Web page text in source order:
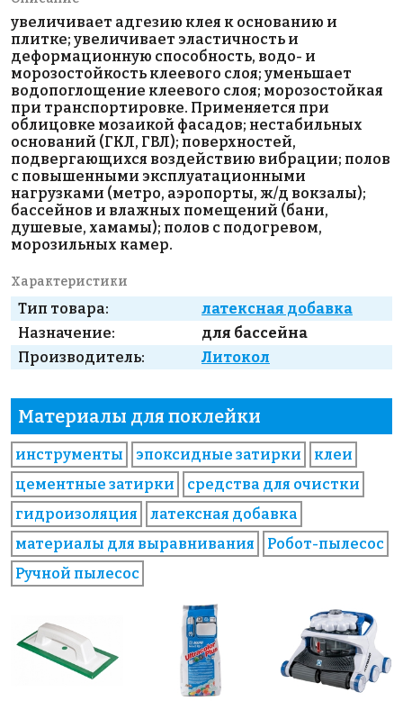
увеличивает адгезию клея к основанию и
плитке; увеличивает эластичность и
деформационную способность, водо- и
морозостойкость клеевого слоя; уменьшает
водопоглощение клеевого слоя; морозостойкая
при транспортировке. Применяется при
облицовке мозаикой фасадов; нестабильных
оснований (ГКЛ, ГВЛ); поверхностей,
подвергающихся воздействию вибрации; полов
с повышенными эксплуатационными
нагрузками (метро, аэропорты, ж/д вокзалы);
бассейнов и влажных помещений (бани,
душевые, хамамы); полов с подогревом,
морозильных камер.
Характеристики
Тип товара:
латексная добавка
Назначение:
для бассейна
Производитель:
Литокол
Материалы для поклейки
инструменты эпоксидные затирки
клеи
цементные затирки
средства для очистки
гидроизоляция
латексная добавка
материалы для выравнивания
Робот-пылесос
Ручной пылесос